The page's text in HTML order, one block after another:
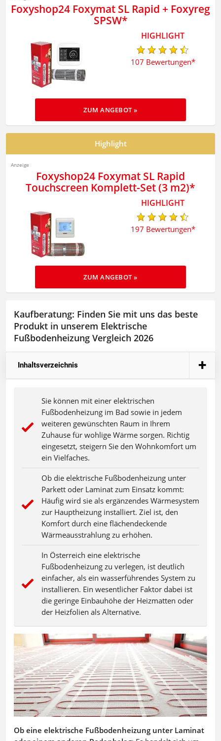
Foxyshop24 Foxymat SL Rapid + Foxyreg
SPSW
107 Bewertungen
ZUM ANGEBOT »
Highlight
Foxyshop24 Foxymat SL Rapid
Touchscreen Komplett-Set (3 m2)
197 Bewertungen
ZUM ANGEBOT »
Kaufberatung: Finden Sie mit uns das beste
Produkt in unserem Elektrische
Fußbodenheizung Vergleich 2026
Inhaltsverzeichnis
Sie können mit einer elektrischen
Fußbodenheizung im Bad sowie in jedem
weiteren gewünschten Raum in Ihrem
Zuhause für wohlige Wärme sorgen. Richtig
eingesetzt, steigern Sie den Wohnkomfort um
ein Vielfaches.
Ob die elektrische Fußbodenheizung unter
Parkett oder Laminat zum Einsatz kommt:
Häufig wird sie als ergänzendes Wärmesystem
zur Hauptheizung installiert. Ziel ist, den
Komfort durch eine flächendeckende
Wärmeausstrahlung zu erhöhen.
In Österreich eine elektrische
Fußbodenheizung zu verlegen, ist deutlich
einfacher, als ein wasserführendes System zu
installieren. Ein wesentlicher Faktor dabei ist
die geringe Einbauhöhe der Heizmatten oder
der Heizfolien als Alternative.
Ob eine elektrische Fußbodenheizung unter Laminat